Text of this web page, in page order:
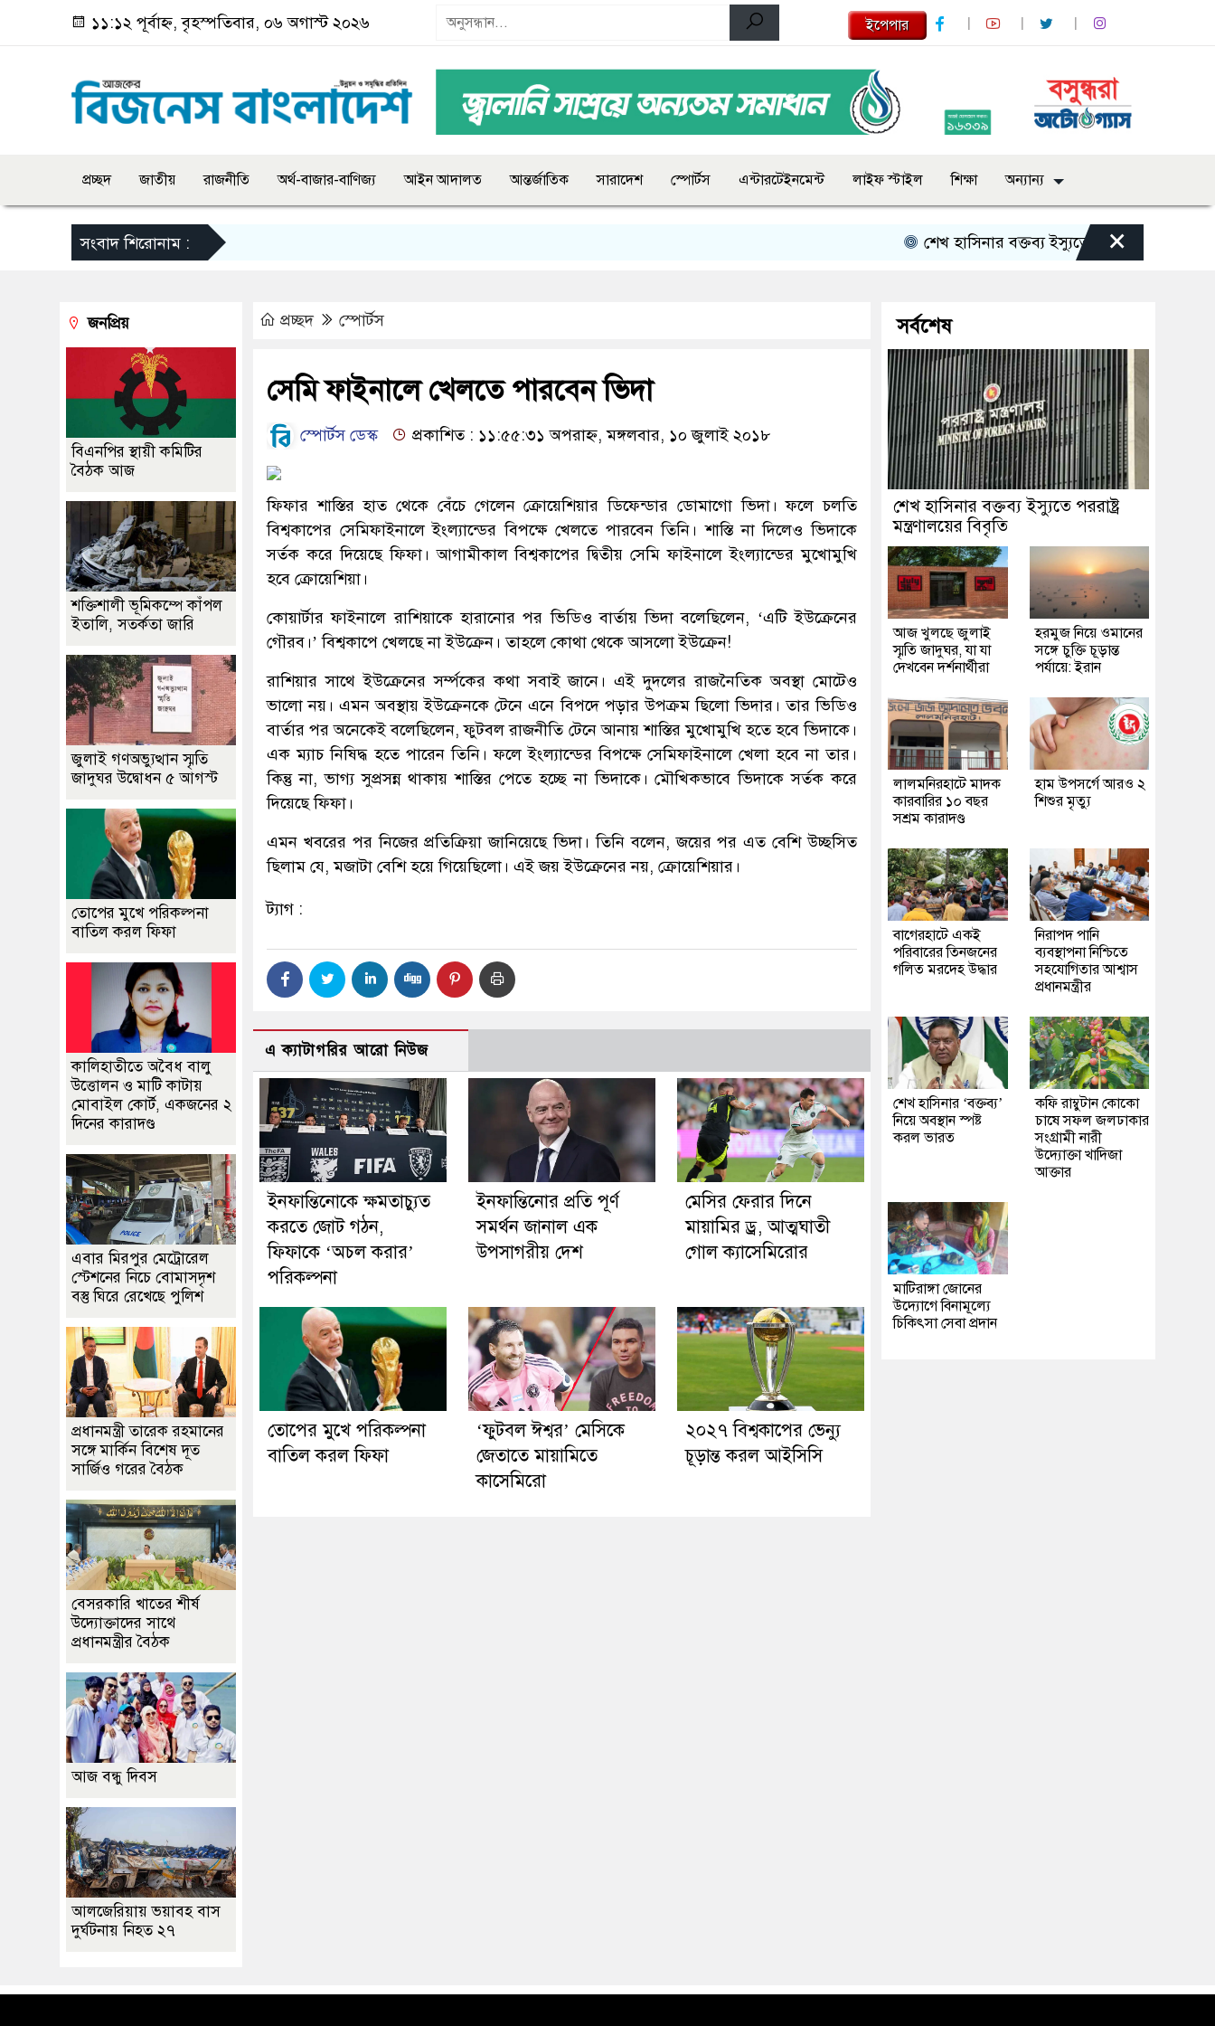
১১:১২ পূর্বাহ্ন, বৃহস্পতিবার, ০৬ অগাস্ট ২০২৬ ইপেপার
প্রচ্ছদ জাতীয় রাজনীতি অর্থ-বাজার-বাণিজ্য আইন আদালত আন্তর্জাতিক সারাদেশ স্পোর্টস এন্টারটেইনমেন্ট লাইফ স্টাইল শিক্ষা অন্যান্য
সংবাদ শিরোনাম : শেখ হাসিনার বক্তব্য ইস্যুতে পররাষ্ট্র মন্ত্রণালয়ের বিবৃতি
×
প্রচ্ছদ স্পোর্টস
সেমি ফাইনালে খেলতে পারবেন ভিদা
স্পোর্টস ডেস্ক প্রকাশিত : ১১:৫৫:৩১ অপরাহ্ন, মঙ্গলবার, ১০ জুলাই ২০১৮
ফিফার শাস্তির হাত থেকে বেঁচে গেলেন ক্রোয়েশিয়ার ডিফেন্ডার ডোমাগো ভিদা। ফলে চলতি
বিশ্বকাপের সেমিফাইনালে ইংল্যান্ডের বিপক্ষে খেলতে পারবেন তিনি। শাস্তি না দিলেও ভিদাকে
সর্তক করে দিয়েছে ফিফা। আগামীকাল বিশ্বকাপের দ্বিতীয় সেমি ফাইনালে ইংল্যান্ডের মুখোমুখি
হবে ক্রোয়েশিয়া।
কোয়ার্টার ফাইনালে রাশিয়াকে হারানোর পর ভিডিও বার্তায় ভিদা বলেছিলেন, ‘এটি ইউক্রেনের
গৌরব।’ বিশ্বকাপে খেলছে না ইউক্রেন। তাহলে কোথা থেকে আসলো ইউক্রেন!
রাশিয়ার সাথে ইউক্রেনের সর্ম্পকের কথা সবাই জানে। এই দুদলের রাজনৈতিক অবস্থা মোটেও
ভালো নয়। এমন অবস্থায় ইউক্রেনকে টেনে এনে বিপদে পড়ার উপক্রম ছিলো ভিদার। তার ভিডিও
বার্তার পর অনেকেই বলেছিলেন, ফুটবল রাজনীতি টেনে আনায় শাস্তির মুখোমুখি হতে হবে ভিদাকে।
এক ম্যাচ নিষিদ্ধ হতে পারেন তিনি। ফলে ইংল্যান্ডের বিপক্ষে সেমিফাইনালে খেলা হবে না তার।
কিন্তু না, ভাগ্য সুপ্রসন্ন থাকায় শাস্তির পেতে হচ্ছে না ভিদাকে। মৌখিকভাবে ভিদাকে সর্তক করে
দিয়েছে ফিফা।
এমন খবরের পর নিজের প্রতিক্রিয়া জানিয়েছে ভিদা। তিনি বলেন, জয়ের পর এত বেশি উচ্ছসিত
ছিলাম যে, মজাটা বেশি হয়ে গিয়েছিলো। এই জয় ইউক্রেনের নয়, ক্রোয়েশিয়ার।
ট্যাগ :
এ ক্যাটাগরির আরো নিউজ
ইনফান্তিনোকে ক্ষমতাচ্যুত
করতে জোট গঠন,
ফিফাকে ‘অচল করার’
পরিকল্পনা
ইনফান্তিনোর প্রতি পূর্ণ
সমর্থন জানাল এক
উপসাগরীয় দেশ
মেসির ফেরার দিনে
মায়ামির ড্র, আত্মঘাতী
গোল ক্যাসেমিরোর
তোপের মুখে পরিকল্পনা
বাতিল করল ফিফা
‘ফুটবল ঈশ্বর’ মেসিকে
জেতাতে মায়ামিতে
কাসেমিরো
২০২৭ বিশ্বকাপের ভেন্যু
চূড়ান্ত করল আইসিসি
জনপ্রিয়
বিএনপির স্থায়ী কমিটির
বৈঠক আজ
শক্তিশালী ভূমিকম্পে কাঁপল
ইতালি, সতর্কতা জারি
জুলাই গণঅভ্যুত্থান স্মৃতি
জাদুঘর উদ্বোধন ৫ আগস্ট
তোপের মুখে পরিকল্পনা
বাতিল করল ফিফা
কালিহাতীতে অবৈধ বালু
উত্তোলন ও মাটি কাটায়
মোবাইল কোর্ট, একজনের ২
দিনের কারাদণ্ড
এবার মিরপুর মেট্রোরেল
স্টেশনের নিচে বোমাসদৃশ
বস্তু ঘিরে রেখেছে পুলিশ
প্রধানমন্ত্রী তারেক রহমানের
সঙ্গে মার্কিন বিশেষ দূত
সার্জিও গরের বৈঠক
বেসরকারি খাতের শীর্ষ
উদ্যোক্তাদের সাথে
প্রধানমন্ত্রীর বৈঠক
আজ বন্ধু দিবস
আলজেরিয়ায় ভয়াবহ বাস
দুর্ঘটনায় নিহত ২৭
সর্বশেষ
শেখ হাসিনার বক্তব্য ইস্যুতে পররাষ্ট্র
মন্ত্রণালয়ের বিবৃতি
আজ খুলছে জুলাই
স্মৃতি জাদুঘর, যা যা
দেখবেন দর্শনার্থীরা
হরমুজ নিয়ে ওমানের
সঙ্গে চুক্তি চূড়ান্ত
পর্যায়ে: ইরান
লালমনিরহাটে মাদক
কারবারির ১০ বছর
সশ্রম কারাদণ্ড
হাম উপসর্গে আরও ২
শিশুর মৃত্যু
‎বাগেরহাটে একই
পরিবারের তিনজনের
গলিত মরদেহ উদ্ধার
নিরাপদ পানি
ব্যবস্থাপনা নিশ্চিতে
সহযোগিতার আশ্বাস
প্রধানমন্ত্রীর
শেখ হাসিনার ‘বক্তব্য’
নিয়ে অবস্থান স্পষ্ট
করল ভারত
কফি রাম্বুটান কোকো
চাষে সফল জলঢাকার
সংগ্রামী নারী
উদ্যোক্তা খাদিজা
আক্তার
মাটিরাঙ্গা জোনের
উদ্যোগে বিনামূল্যে
চিকিৎসা সেবা প্রদান